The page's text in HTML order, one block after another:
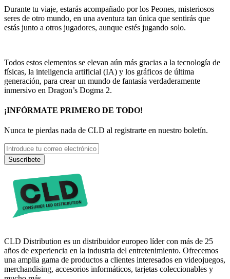
Durante tu viaje, estarás acompañado por los Peones, misteriosos
seres de otro mundo, en una aventura tan única que sentirás que
estás junto a otros jugadores, aunque estés jugando solo.
Todos estos elementos se elevan aún más gracias a la tecnología de
físicas, la inteligencia artificial (IA) y los gráficos de última
generación, para crear un mundo de fantasía verdaderamente
inmersivo en Dragon’s Dogma 2.
¡INFÓRMATE PRIMERO DE TODO!
Nunca te pierdas nada de CLD al registrarte en nuestro boletín.
Suscríbete
CLD Distribution es un distribuidor europeo líder con más de 25
años de experiencia en la industria del entretenimiento. Ofrecemos
una amplia gama de productos a clientes interesados en videojuegos,
merchandising, accesorios informáticos, tarjetas coleccionables y